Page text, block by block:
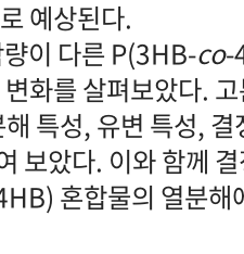
예상된다.
이 다른 P(3HB-co-
화를 살펴보았다.
특성, 유변 특성,
보았다. 이와 함께
혼합물의 열분해